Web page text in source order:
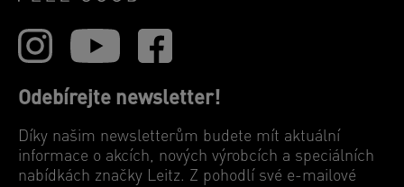
Odebírejte newsletter!
Díky našim newsletterům budete mít aktuální
informace o akcích, nových výrobcích a speciálních
nabídkách značky Leitz. Z pohodlí své e-mailové